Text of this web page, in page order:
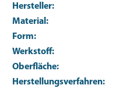
Hersteller:
Material:
Form:
Werkstoff:
Oberfläche:
Herstellungsverfahren: